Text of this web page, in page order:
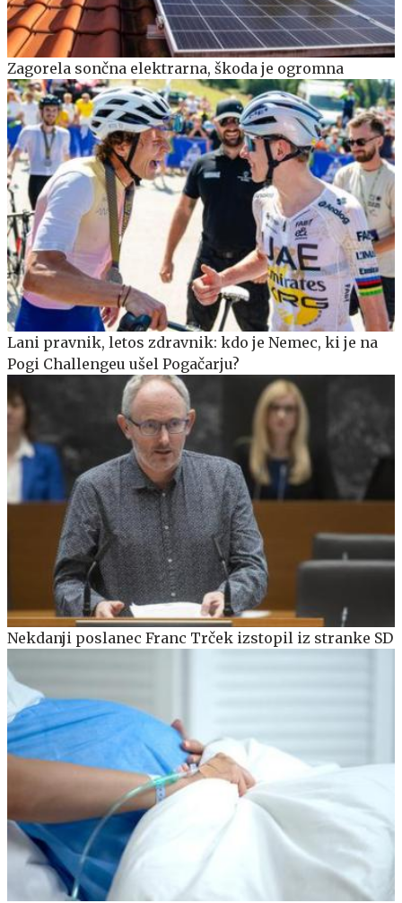
Zagorela sončna elektrarna, škoda je ogromna
Lani pravnik, letos zdravnik: kdo je Nemec, ki je na
Pogi Challengeu ušel Pogačarju?
Nekdanji poslanec Franc Trček izstopil iz stranke SD